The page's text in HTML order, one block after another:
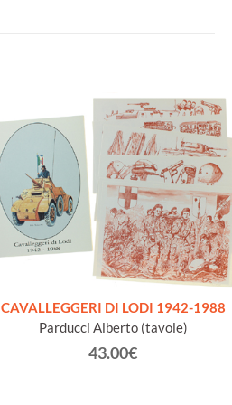
CAVALLEGGERI DI LODI 1942-1988
Parducci Alberto (tavole)
43.00€